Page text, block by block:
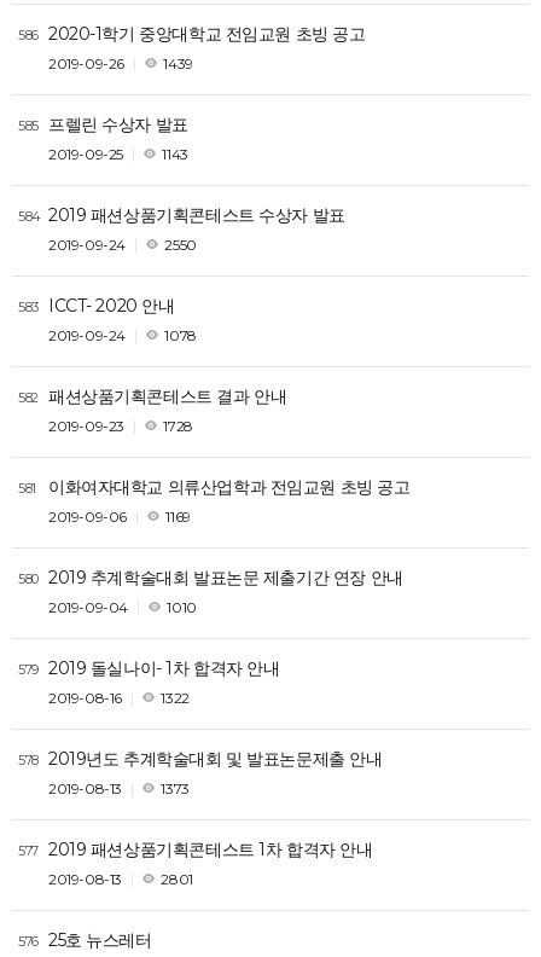
586 2020-1학기 중앙대학교 전임교원 초빙 공고
2019-09-26 1439
585 프렐린 수상자 발표
2019-09-25 1143
584 2019 패션상품기획콘테스트 수상자 발표
2019-09-24 2550
583 ICCT- 2020 안내
2019-09-24 1078
582 패션상품기획콘테스트 결과 안내
2019-09-23 1728
581 이화여자대학교 의류산업학과 전임교원 초빙 공고
2019-09-06 1169
580 2019 추계학술대회 발표논문 제출기간 연장 안내
2019-09-04 1010
579 2019 돌실나이- 1차 합격자 안내
2019-08-16 1322
578 2019년도 추계학술대회 및 발표논문제출 안내
2019-08-13 1373
577 2019 패션상품기획콘테스트 1차 합격자 안내
2019-08-13 2801
576 25호 뉴스레터